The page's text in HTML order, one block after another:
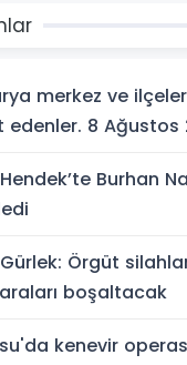
merkez ve
edenler. 8 Ağustos
Burhan
Gürlek: Örgüt
boşaltacak
kenevir